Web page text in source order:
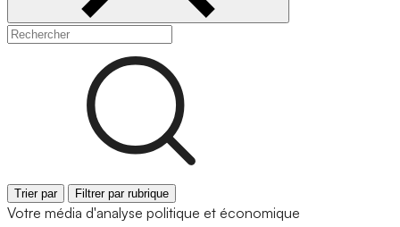
Trier par Filtrer par rubrique
Votre média d'analyse politique et économique